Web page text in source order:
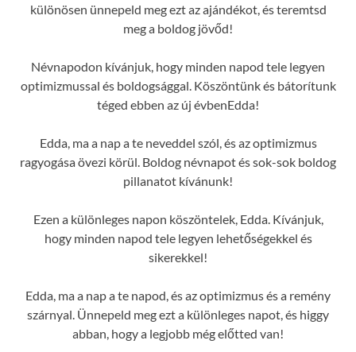
különösen ünnepeld meg ezt az ajándékot, és teremtsd
meg a boldog jövőd!
Névnapodon kívánjuk, hogy minden napod tele legyen
optimizmussal és boldogsággal. Köszöntünk és bátorítunk
téged ebben az új évbenEdda!
Edda, ma a nap a te neveddel szól, és az optimizmus
ragyogása övezi körül. Boldog névnapot és sok-sok boldog
pillanatot kívánunk!
Ezen a különleges napon köszöntelek, Edda. Kívánjuk,
hogy minden napod tele legyen lehetőségekkel és
sikerekkel!
Edda, ma a nap a te napod, és az optimizmus és a remény
szárnyal. Ünnepeld meg ezt a különleges napot, és higgy
abban, hogy a legjobb még előtted van!